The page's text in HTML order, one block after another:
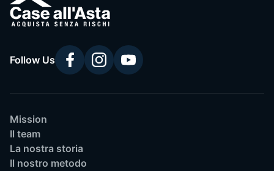
Follow Us
Mission
Il team
La nostra storia
Il nostro metodo